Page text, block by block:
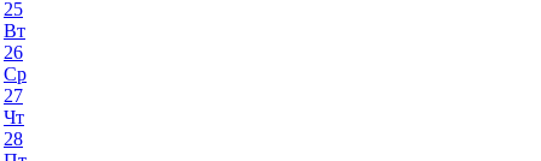
25
Вт
26
Ср
27
Чт
28